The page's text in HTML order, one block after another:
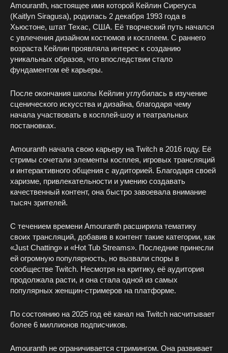
Amouranth, настоящее имя которой Кейлин Сирегуса
(Kaitlyn Siragusa), родилась 2 декабря 1993 года в
Хьюстоне, штат Техас, США. Её творческий путь начался
с увлечения дизайном костюмов и косплеем. С раннего
возраста Кейлин проявляла интерес к созданию
уникальных образов, что впоследствии стало
фундаментом её карьеры.
После окончания школы Кейлин углубилась в изучение
сценического искусства и дизайна, благодаря чему
начала участвовать в косплей-шоу и театральных
постановках.
Amouranth начала свою карьеру на Twitch в 2016 году. Её
стримы сочетали элементы косплея, игровых трансляций
и интерактивного общения с аудиторией. Благодаря своей
харизме, привлекательности и умению создавать
качественный контент, она быстро завоевала внимание
тысяч зрителей.
С течением времени Amouranth расширила тематику
своих трансляций, добавив в контент такие категории, как
«Just Chatting» и «Hot Tub Streams». Последние принесли
ей огромную популярность, но вызвали споры в
сообществе Twitch. Несмотря на критику, её аудитория
продолжала расти, и она стала одной из самых
популярных женщин-стримеров на платформе.
По состоянию на 2025 год её канал на Twitch насчитывает
более 6 миллионов подписчиков.
Amouranth не ограничивается стримингом. Она развивает